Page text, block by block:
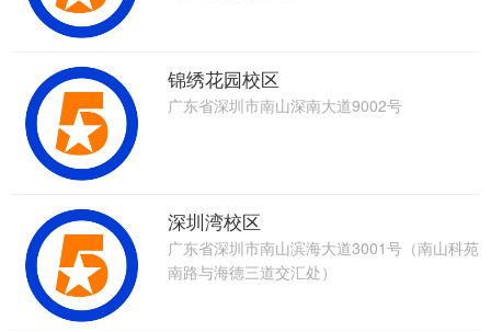
锦绣花园校区
广东省深圳市南山深南大道9002号
深圳湾校区
广东省深圳市南山滨海大道3001号（南山科苑
南路与海德三道交汇处）